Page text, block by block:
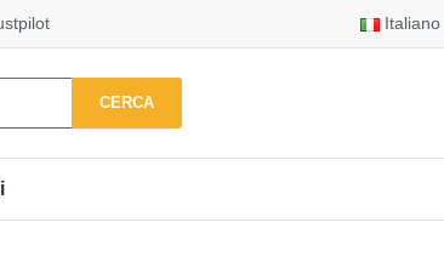
Italiano
CERCA